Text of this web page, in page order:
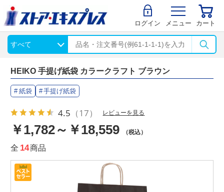
ログイン メニュー カート
HEIKO 手提げ紙袋 カラークラフト ブラウン
紙袋 手提げ紙袋
4.5 （17） レビューを見る
￥1,782～￥18,559 （税込）
全 14商品